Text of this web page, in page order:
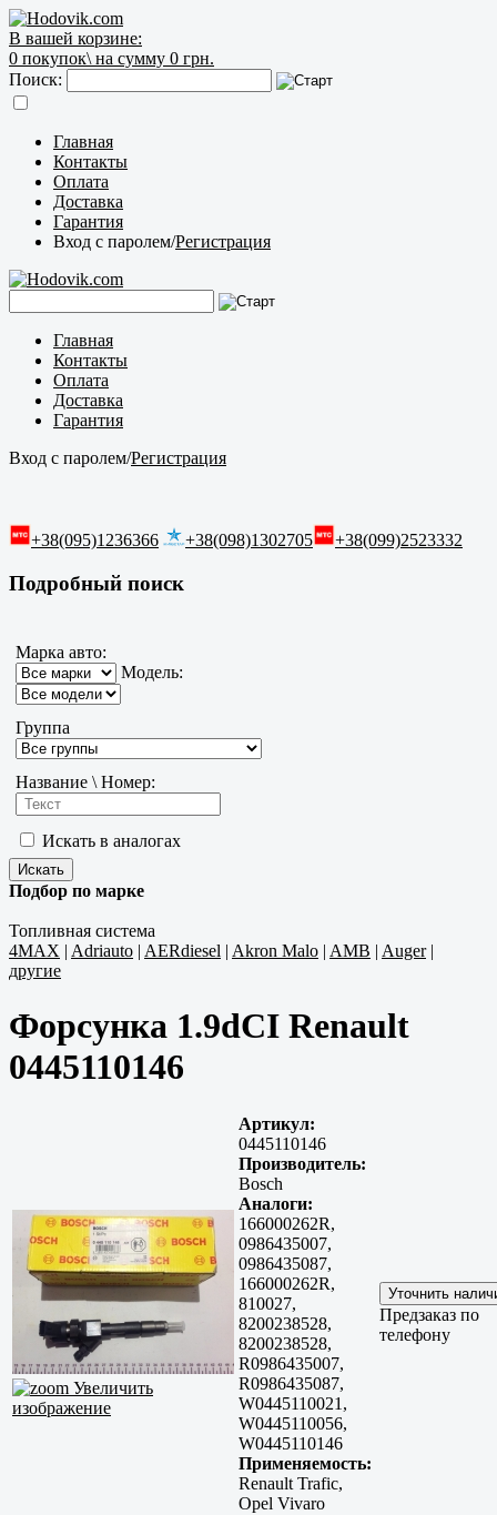
В вашей корзине:
0 покупок\ на сумму 0 грн.
Поиск:
Главная
Контакты
Оплата
Доставка
Гарантия
Вход с паролем/Регистрация
Главная
Контакты
Оплата
Доставка
Гарантия
Вход с паролем/Регистрация
+38(095)1236366 +38(098)1302705 +38(099)2523332
Подробный поиск
Марка авто:
Модель:
Группа
Название \ Номер:
Искать в аналогах
Подбор по марке
Топливная система
4MAX | Adriauto | AERdiesel | Akron Malo | AMB | Auger|
другие
Форсунка 1.9dCI Renault
0445110146
Увеличить
изображение
Артикул:
0445110146
Производитель:
Bosch
Аналоги:
166000262R,
0986435007,
0986435087,
166000262R,
810027,
8200238528,
8200238528,
R0986435007,
R0986435087,
W0445110021,
W0445110056,
W0445110146
Применяемость:
Renault Trafic,
Opel Vivaro
Предзаказ по
телефону